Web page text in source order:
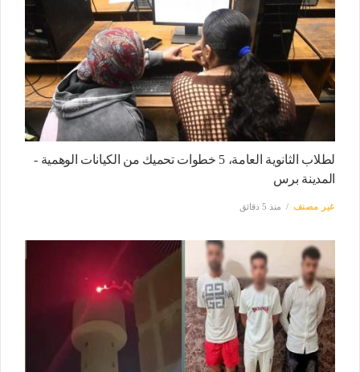
لطلاب الثانوية العامة، 5 خطوات تحميك من الكيانات الوهمية -
المدينة برس
غير مصنف منذ 5 دقائق